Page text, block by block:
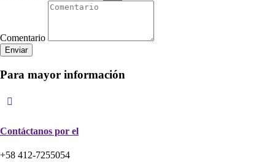
Comentario
Enviar
Para mayor información
Contáctanos por el
+58 412-7255054